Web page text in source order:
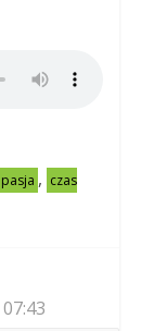
pasja , czas